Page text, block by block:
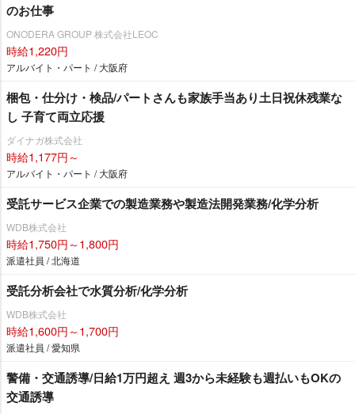
のお仕事
ONODERA GROUP 株式会社LEOC
時給1,220円
アルバイト・パート / 大阪府
梱包・仕分け・検品/パートさんも家族手当あり土日祝休残業な
し 子育て両立応援
ダイナガ株式会社
時給1,177円～
アルバイト・パート / 大阪府
受託サービス企業での製造業務や製造法開発業務/化学分析
WDB株式会社
時給1,750円～1,800円
派遣社員 / 北海道
受託分析会社で水質分析/化学分析
WDB株式会社
時給1,600円～1,700円
派遣社員 / 愛知県
警備・交通誘導/日給1万円超え 週3から未経験も週払いもOKの
交通誘導